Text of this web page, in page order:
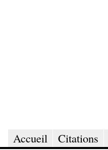
Accueil Citations